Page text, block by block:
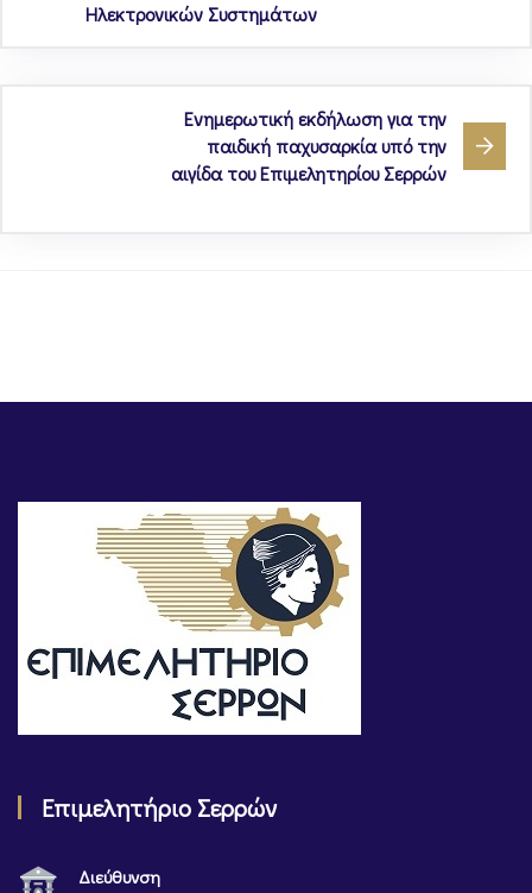
Ηλεκτρονικών Συστημάτων
Ενημερωτική εκδήλωση για την
παιδική παχυσαρκία υπό την
αιγίδα του Επιμελητηρίου Σερρών
Επιμελητήριο Σερρών
Διεύθυνση